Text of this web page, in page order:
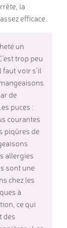
la
efficace.
un
trop peu
faut voir s'il
de
puces :
courantes
piqûres de
allergies
sont une
chez les
à
ce qui
des